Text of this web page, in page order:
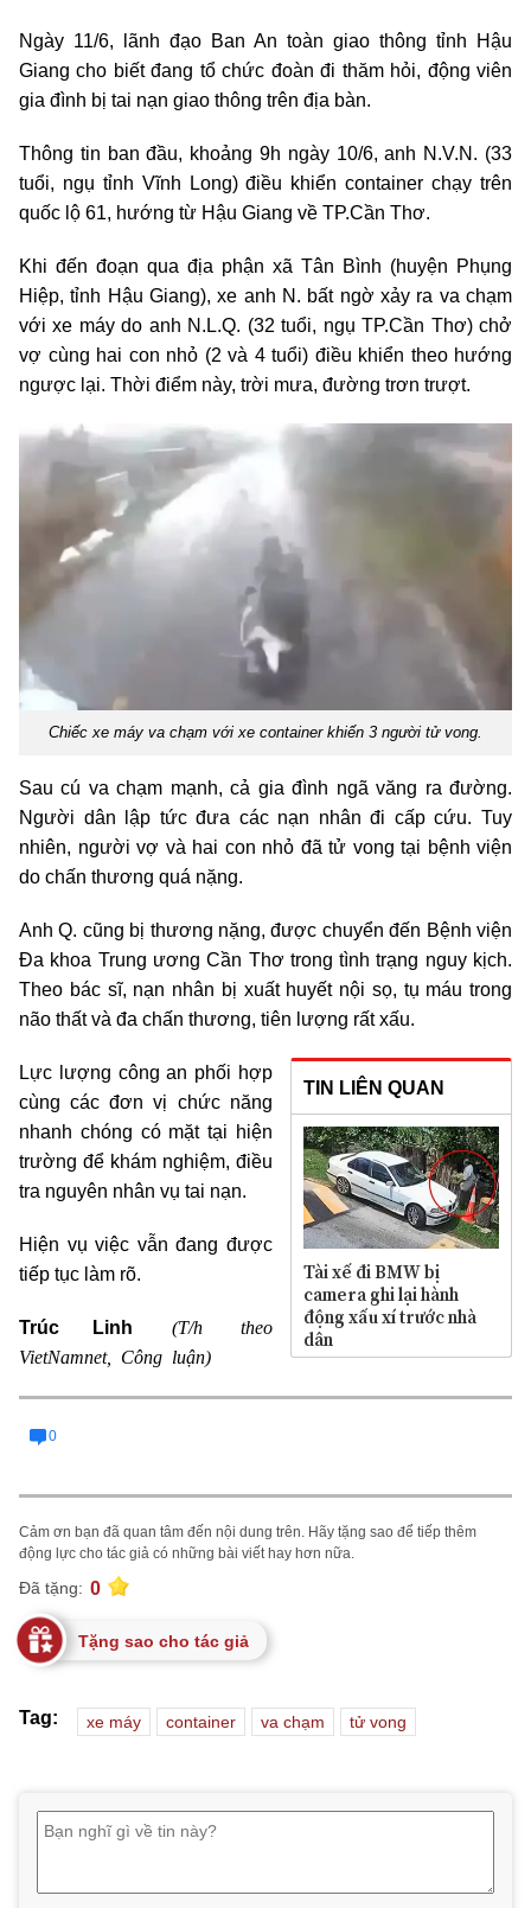
Ngày 11/6, lãnh đạo Ban An toàn giao thông tỉnh Hậu
Giang cho biết đang tổ chức đoàn đi thăm hỏi, động viên
gia đình bị tai nạn giao thông trên địa bàn.
Thông tin ban đầu, khoảng 9h ngày 10/6, anh N.V.N. (33
tuổi, ngụ tỉnh Vĩnh Long) điều khiển container chạy trên
quốc lộ 61, hướng từ Hậu Giang về TP.Cần Thơ.
Khi đến đoạn qua địa phận xã Tân Bình (huyện Phụng
Hiệp, tỉnh Hậu Giang), xe anh N. bất ngờ xảy ra va chạm
với xe máy do anh N.L.Q. (32 tuổi, ngụ TP.Cần Thơ) chở
vợ cùng hai con nhỏ (2 và 4 tuổi) điều khiển theo hướng
ngược lại. Thời điểm này, trời mưa, đường trơn trượt.
Chiếc xe máy va chạm với xe container khiến 3 người tử vong.
Sau cú va chạm mạnh, cả gia đình ngã văng ra đường.
Người dân lập tức đưa các nạn nhân đi cấp cứu. Tuy
nhiên, người vợ và hai con nhỏ đã tử vong tại bệnh viện
do chấn thương quá nặng.
Anh Q. cũng bị thương nặng, được chuyển đến Bệnh viện
Đa khoa Trung ương Cần Thơ trong tình trạng nguy kịch.
Theo bác sĩ, nạn nhân bị xuất huyết nội sọ, tụ máu trong
não thất và đa chấn thương, tiên lượng rất xấu.
TIN LIÊN QUAN
Tài xế đi BMW bị
camera ghi lại hành
động xấu xí trước nhà
dân
Lực lượng công an phối hợp
cùng các đơn vị chức năng
nhanh chóng có mặt tại hiện
trường để khám nghiệm, điều
tra nguyên nhân vụ tai nạn.
Hiện vụ việc vẫn đang được
tiếp tục làm rõ.
Trúc Linh (T/h theo
VietNamnet, Công luận)
0
Cảm ơn bạn đã quan tâm đến nội dung trên. Hãy tặng sao để tiếp thêm
động lực cho tác giả có những bài viết hay hơn nữa.
Đã tặng: 0
Tặng sao cho tác giả
Tag: xe máy container va chạm tử vong